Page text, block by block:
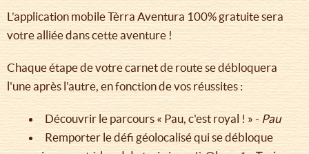
L’application mobile Tèrra Aventura 100% gratuite sera
votre alliée dans cette aventure !
Chaque étape de votre carnet de route se débloquera
l'une après l'autre, en fonction de vos réussites :
Découvrir le parcours « Pau, c'est royal ! » - Pau
Remporter le défi géolocalisé qui se débloque